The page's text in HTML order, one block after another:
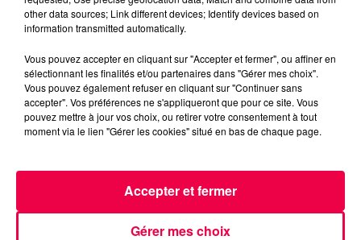
LES SORTIES CINÉ 12/06/2024
other data sources; Link different devices; Identify devices based on
information transmitted automatically.
Vous pouvez accepter en cliquant sur "Accepter et fermer", ou affiner en
sélectionnant les finalités et/ou partenaires dans "Gérer mes choix".
Vous pouvez également refuser en cliquant sur "Continuer sans
accepter". Vos préférences ne s'appliqueront que pour ce site. Vous
pouvez mettre à jour vos choix, ou retirer votre consentement à tout
moment via le lien "Gérer les cookies" situé en bas de chaque page.
Gérer mes choix
Accepter et fermer